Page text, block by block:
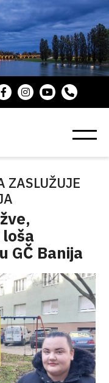
ZASLUŽUJE
GČ Banija